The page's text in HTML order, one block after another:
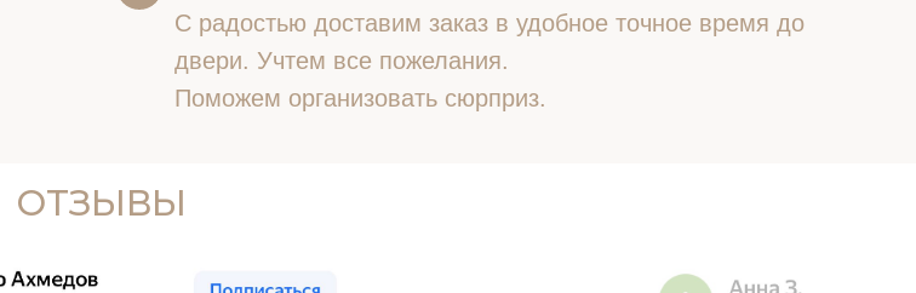
С радостью доставим заказ в удобное точное время до
двери. Учтем все пожелания.
Поможем организовать сюрприз.
ОТЗЫВЫ